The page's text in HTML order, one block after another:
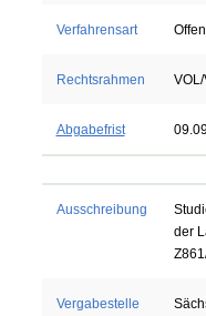
Verfahrensart
Rechtsrahmen
Abgabefrist
Ausschreibung
der
Vergabestelle